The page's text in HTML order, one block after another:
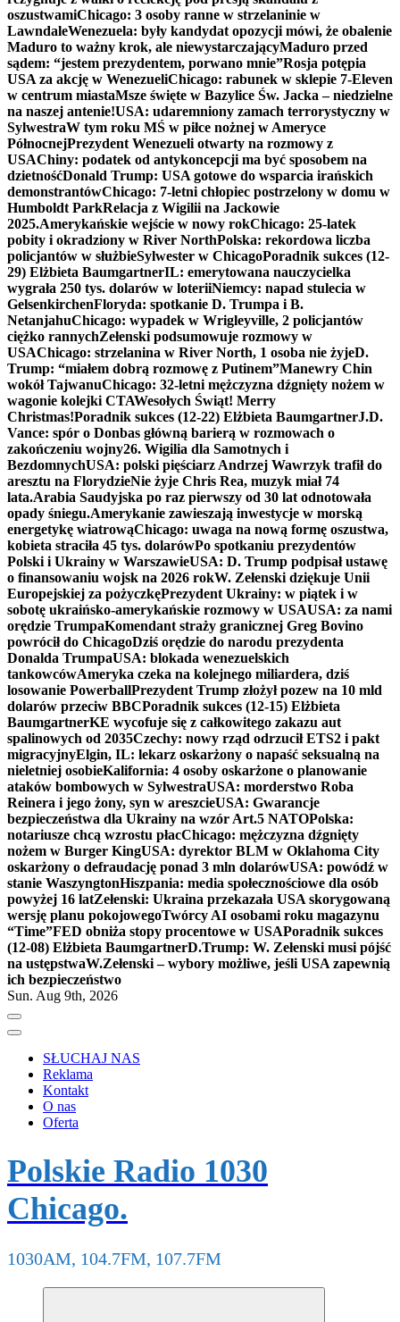
oszustwamiChicago: 3 osoby ranne w strzelaninie w
LawndaleWenezuela: były kandydat opozycji mówi, że obalenie
Maduro to ważny krok, ale niewystarczającyMaduro przed
sądem: “jestem prezydentem, porwano mnie”Rosja potępia
USA za akcję w WenezueliChicago: rabunek w sklepie 7-Eleven
w centrum miastaMsze święte w Bazylice Św. Jacka – niedzielne
na naszej antenie!USA: udaremniony zamach terrorystyczny w
SylwestraW tym roku MŚ w piłce nożnej w Ameryce
PółnocnejPrezydent Wenezueli otwarty na rozmowy z
USAChiny: podatek od antykoncepcji ma być sposobem na
dzietnośćDonald Trump: USA gotowe do wsparcia irańskich
demonstrantówChicago: 7-letni chłopiec postrzelony w domu w
Humboldt ParkRelacja z Wigilii na Jackowie
2025.Amerykańskie wejście w nowy rokChicago: 25-latek
pobity i okradziony w River NorthPolska: rekordowa liczba
policjantów w służbieSylwester w ChicagoPoradnik sukces (12-
29) Elżbieta BaumgartnerIL: emerytowana nauczycielka
wygrała 250 tys. dolarów w loteriiNiemcy: napad stulecia w
GelsenkirchenFloryda: spotkanie D. Trumpa i B.
NetanjahuChicago: wypadek w Wrigleyville, 2 policjantów
ciężko rannychZełenski podsumowuje rozmowy w
USAChicago: strzelanina w River North, 1 osoba nie żyjeD.
Trump: “miałem dobrą rozmowę z Putinem”Manewry Chin
wokół TajwanuChicago: 32-letni mężczyzna dźgnięty nożem w
wagonie kolejki CTAWesołych Świąt! Merry
Christmas!Poradnik sukces (12-22) Elżbieta BaumgartnerJ.D.
Vance: spór o Donbas główną barierą w rozmowach o
zakończeniu wojny26. Wigilia dla Samotnych i
BezdomnychUSA: polski pięściarz Andrzej Wawrzyk trafił do
aresztu na FlorydzieNie żyje Chris Rea, muzyk miał 74
lata.Arabia Saudyjska po raz pierwszy od 30 lat odnotowała
opady śniegu.Amerykanie zawieszają inwestycje w morską
energetykę wiatrowąChicago: uwaga na nową formę oszustwa,
kobieta straciła 45 tys. dolarówPo spotkaniu prezydentów
Polski i Ukrainy w WarszawieUSA: D. Trump podpisał ustawę
o finansowaniu wojsk na 2026 rokW. Zełenski dziękuje Unii
Europejskiej za pożyczkęPrezydent Ukrainy: w piątek i w
sobotę ukraińsko-amerykańskie rozmowy w USAUSA: za nami
orędzie TrumpaKomendant straży granicznej Greg Bovino
powrócił do ChicagoDziś orędzie do narodu prezydenta
Donalda TrumpaUSA: blokada wenezuelskich
tankowcówAmeryka czeka na kolejnego miliardera, dziś
losowanie PowerballPrezydent Trump złożył pozew na 10 mld
dolarów przeciw BBCPoradnik sukces (12-15) Elżbieta
BaumgartnerKE wycofuje się z całkowitego zakazu aut
spalinowych od 2035Czechy: nowy rząd odrzucił ETS2 i pakt
migracyjnyElgin, IL: lekarz oskarżony o napaść seksualną na
nieletniej osobieKalifornia: 4 osoby oskarżone o planowanie
ataków bombowych w SylwestraUSA: morderstwo Roba
Reinera i jego żony, syn w areszcieUSA: Gwarancje
bezpieczeństwa dla Ukrainy na wzór Art.5 NATOPolska:
notariusze chcą wzrostu płacChicago: mężczyzna dźgnięty
nożem w Burger KingUSA: dyrektor BLM w Oklahoma City
oskarżony o defraudację ponad 3 mln dolarówUSA: powódź w
stanie WaszyngtonHiszpania: media społecznościowe dla osób
powyżej 16 latZełenski: Ukraina przekazała USA skorygowaną
wersję planu pokojowegoTwórcy AI osobami roku magazynu
“Time”FED obniża stopy procentowe w USAPoradnik sukces
(12-08) Elżbieta BaumgartnerD.Trump: W. Zełenski musi pójść
na ustępstwaW.Zełenski – wybory możliwe, jeśli USA zapewnią
ich bezpieczeństwo
Sun. Aug 9th, 2026
SŁUCHAJ NAS
Reklama
Kontakt
O nas
Oferta
Polskie Radio 1030
Chicago.
1030AM, 104.7FM, 107.7FM